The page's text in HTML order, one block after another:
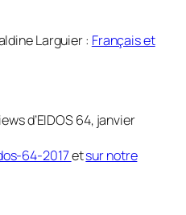
Larguier : Français et
d’EIDOS 64, janvier
64-2017etsur notre